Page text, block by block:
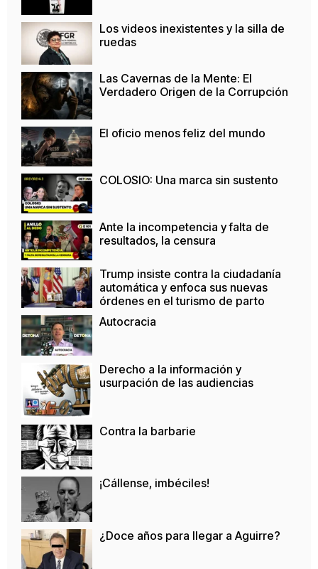
Los videos inexistentes y la silla de
ruedas
Las Cavernas de la Mente: El
Verdadero Origen de la Corrupción
El oficio menos feliz del mundo
COLOSIO: Una marca sin sustento
Ante la incompetencia y falta de
resultados, la censura
Trump insiste contra la ciudadanía
automática y enfoca sus nuevas
órdenes en el turismo de parto
Autocracia
Derecho a la información y
usurpación de las audiencias
Contra la barbarie
¡Cállense, imbéciles!
¿Doce años para llegar a Aguirre?